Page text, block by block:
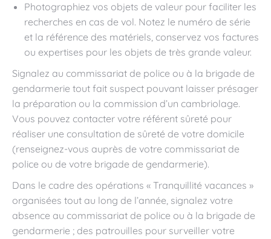
Photographiez vos objets de valeur pour faciliter les
recherches en cas de vol. Notez le numéro de série
et la référence des matériels, conservez vos factures
ou expertises pour les objets de très grande valeur.
Signalez au commissariat de police ou à la brigade de
gendarmerie tout fait suspect pouvant laisser présager
la préparation ou la commission d’un cambriolage.
Vous pouvez contacter votre référent sûreté pour
réaliser une consultation de sûreté de votre domicile
(renseignez-vous auprès de votre commissariat de
police ou de votre brigade de gendarmerie).
Dans le cadre des opérations « Tranquillité vacances »
organisées tout au long de l’année, signalez votre
absence au commissariat de police ou à la brigade de
gendarmerie ; des patrouilles pour surveiller votre